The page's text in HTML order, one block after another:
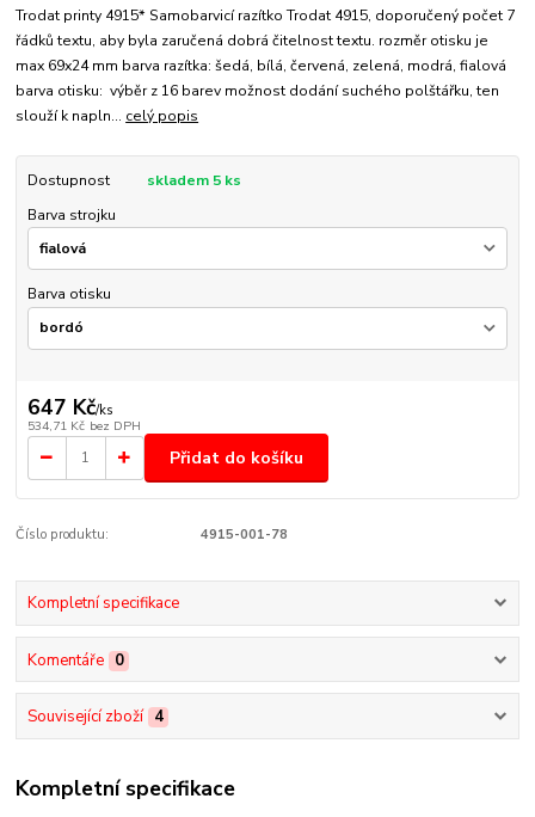
Trodat printy 4915* Samobarvicí razítko Trodat 4915, doporučený počet 7
řádků textu, aby byla zaručená dobrá čitelnost textu. rozměr otisku je
max 69x24 mm barva razítka: šedá, bílá, červená, zelená, modrá, fialová
barva otisku: výběr z 16 barev možnost dodání suchého polštářku, ten
slouží k napln... celý popis
Dostupnost
skladem 5 ks
Barva strojku
Barva otisku
647 Kč/ks
534,71 Kč bez DPH
Přidat do košíku
Číslo produktu: 4915-001-78
Kompletní specifikace
Komentáře 0
Související zboží 4
Kompletní specifikace